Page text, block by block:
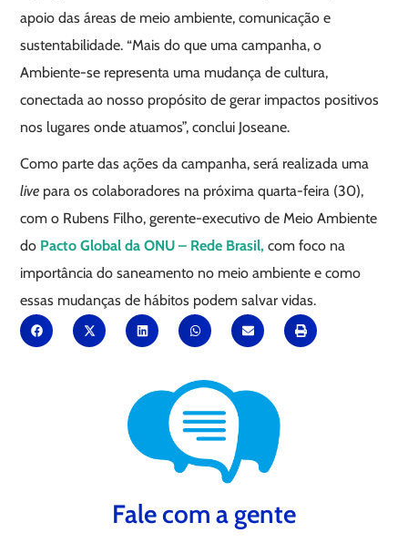
apoio das áreas de meio ambiente, comunicação e
sustentabilidade. “Mais do que uma campanha, o
Ambiente-se representa uma mudança de cultura,
conectada ao nosso propósito de gerar impactos positivos
nos lugares onde atuamos”, conclui Joseane.
Como parte das ações da campanha, será realizada uma
live para os colaboradores na próxima quarta-feira (30),
com o Rubens Filho, gerente-executivo de Meio Ambiente
do Pacto Global da ONU – Rede Brasil, com foco na
importância do saneamento no meio ambiente e como
essas mudanças de hábitos podem salvar vidas.
Fale com a gente